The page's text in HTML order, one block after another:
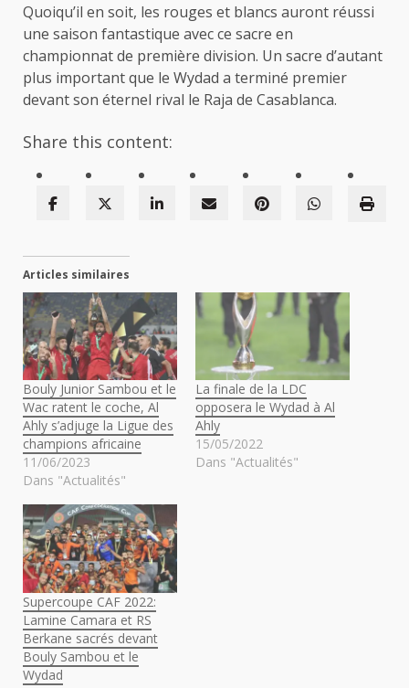
Quoiqu’il en soit, les rouges et blancs auront réussi
une saison fantastique avec ce sacre en
championnat de première division. Un sacre d’autant
plus important que le Wydad a terminé premier
devant son éternel rival le Raja de Casablanca.
Share this content:
Articles similaires
Bouly Junior Sambou et le
Wac ratent le coche, Al
Ahly s’adjuge la Ligue des
champions africaine
11/06/2023
Dans "Actualités"
La finale de la LDC
opposera le Wydad à Al
Ahly
15/05/2022
Dans "Actualités"
Supercoupe CAF 2022:
Lamine Camara et RS
Berkane sacrés devant
Bouly Sambou et le
Wydad